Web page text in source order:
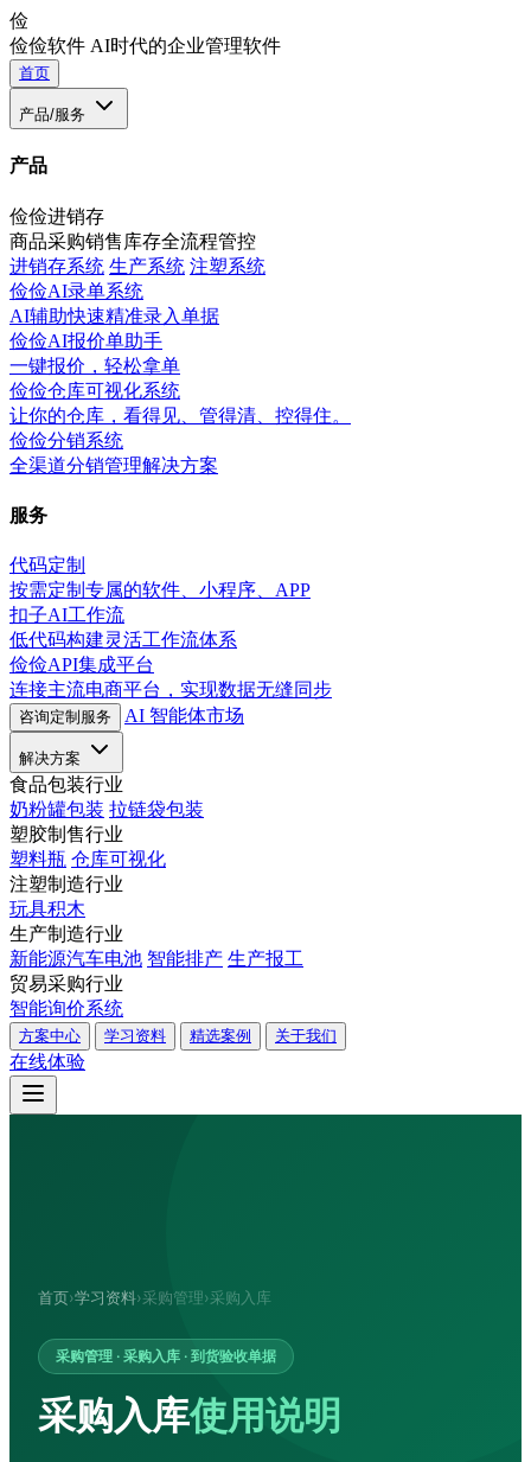
俭
俭俭软件 AI时代的企业管理软件
首页
产品/服务
产品
俭俭进销存
商品采购销售库存全流程管控
进销存系统 生产系统 注塑系统
俭俭AI录单系统
AI辅助快速精准录入单据
俭俭AI报价单助手
一键报价，轻松拿单
俭俭仓库可视化系统
让你的仓库，看得见、管得清、控得住。
俭俭分销系统
全渠道分销管理解决方案
服务
代码定制
按需定制专属的软件、小程序、APP
扣子AI工作流
低代码构建灵活工作流体系
俭俭API集成平台
连接主流电商平台，实现数据无缝同步
咨询定制服务 AI 智能体市场
解决方案
食品包装行业
奶粉罐包装 拉链袋包装
塑胶制售行业
塑料瓶 仓库可视化
注塑制造行业
玩具积木
生产制造行业
新能源汽车电池 智能排产 生产报工
贸易采购行业
智能询价系统
方案中心 学习资料 精选案例 关于我们
在线体验
首页›学习资料›采购管理›采购入库
采购管理 · 采购入库 · 到货验收单据
采购入库使用说明